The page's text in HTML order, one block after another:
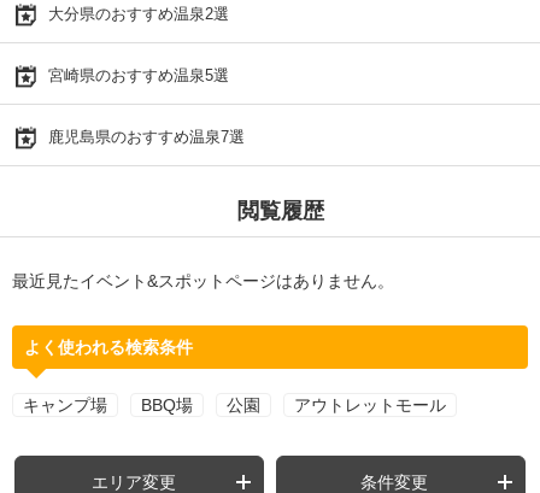
大分県のおすすめ温泉2選
宮崎県のおすすめ温泉5選
鹿児島県のおすすめ温泉7選
閲覧履歴
最近見たイベント&スポットページはありません。
よく使われる検索条件
キャンプ場 BBQ場 公園 アウトレットモール
エリア変更 条件変更